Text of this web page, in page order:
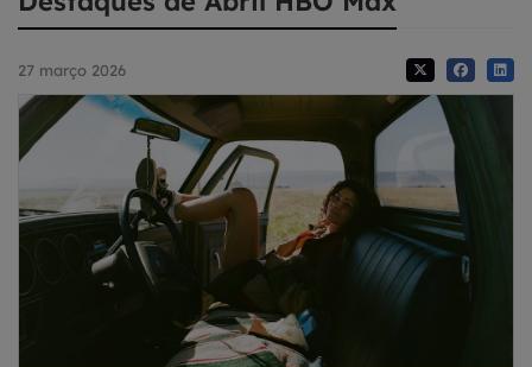
27 março 2026